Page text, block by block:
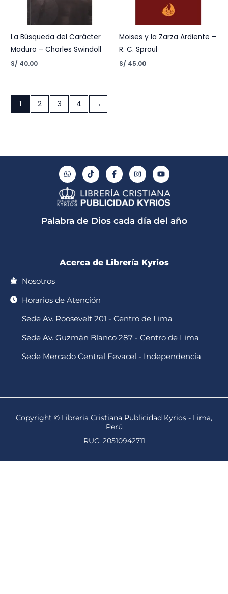
La Búsqueda del Carácter
Maduro – Charles Swindoll
S/ 40.00
Moises y la Zarza Ardiente –
R. C. Sproul
S/ 45.00
1 2 3 4 →
W
h
a
t
s
a
p
T
i
k
t
o
k
F
a
c
e
b
o
k
I
n
s
t
a
g
a
Y
o
u
t
u
b
Palabra de Dios cada día del año
Acerca de Librería Kyrios
Nosotros
Horarios de Atención
Sede Av. Roosevelt 201 - Centro de Lima
Sede Av. Guzmán Blanco 287 - Centro de Lima
Sede Mercado Central Fevacel - Independencia
Copyright © Librería Cristiana Publicidad Kyrios - Lima,
Perú
RUC: 20510942711